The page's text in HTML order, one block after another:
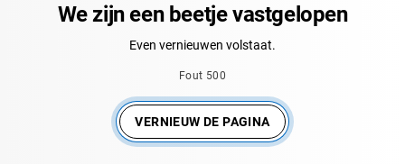
We zijn een beetje vastgelopen
Even vernieuwen volstaat.
Fout 500
VERNIEUW DE PAGINA